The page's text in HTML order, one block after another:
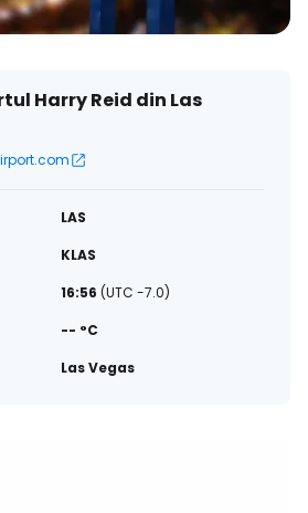
Harry Reid din Las
LAS
KLAS
16:56 (UTC -7.0)
-- °C
Las Vegas